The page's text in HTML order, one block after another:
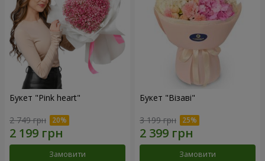
Букет "Pink heart"
2 749 грн
Замовити
Букет "Візаві"
3 199 грн
Замовити